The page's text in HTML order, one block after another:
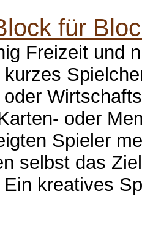
für
Freizeit und
oder
Spieler
selbst das
kreatives